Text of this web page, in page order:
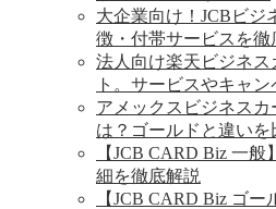
大企業向け！JCBビジ
徴・付帯サービスを徹
法人向け楽天ビジネ
ト。サービスやキャン
アメックスビジネス
は？ゴールドと違いを
【JCB CARD Biz 一
細を徹底解説
【JCB CARD Biz ゴ